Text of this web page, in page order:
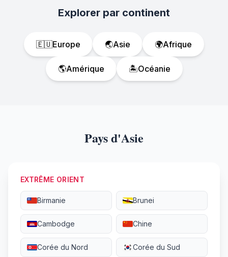
Explorer par continent
🇪🇺Europe 🌏Asie 🌍Afrique
🌎Amérique 🏝️Océanie
Pays d'Asie
EXTRÊME ORIENT
Birmanie Brunei
Cambodge Chine
Corée du Nord Corée du Sud